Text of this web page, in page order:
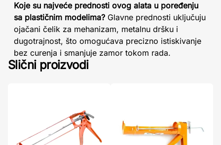
Koje su najveće prednosti ovog alata u poređenju
sa plastičnim modelima? Glavne prednosti uključuju
ojačani čelik za mehanizam, metalnu dršku i
dugotrajnost, što omogućava precizno istiskivanje
bez curenja i smanjuje zamor tokom rada.
Slični proizvodi